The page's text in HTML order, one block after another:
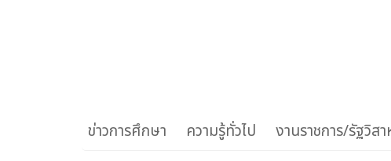
ข่าวการศึกษา ความรู้ทั่วไป งานราชการ/รัฐวิส